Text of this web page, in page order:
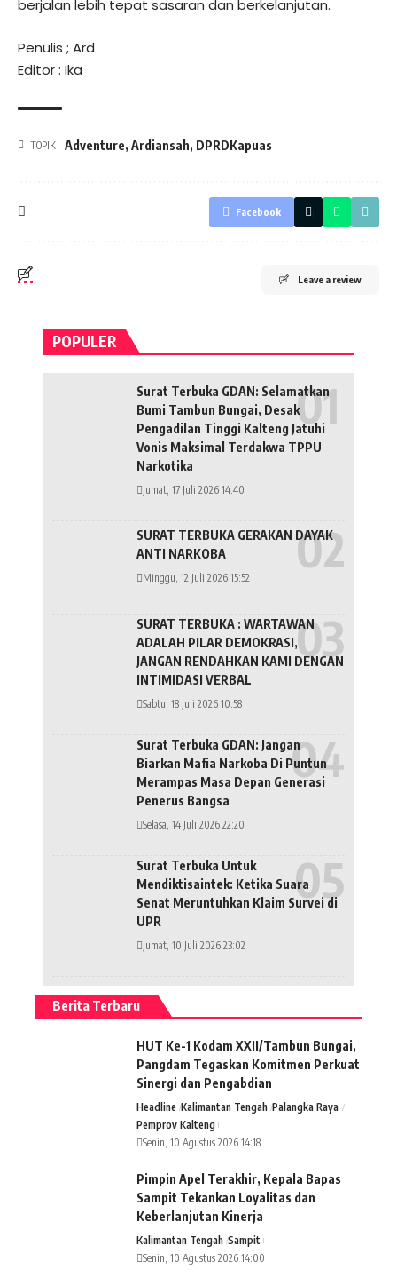
berjalan lebih tepat sasaran dan berkelanjutan.
Penulis ; Ard
Editor : Ika
TOPIK Adventure, Ardiansah, DPRDKapuas
Facebook
Leave a review
POPULER
Surat Terbuka GDAN: Selamatkan
Bumi Tambun Bungai, Desak
Pengadilan Tinggi Kalteng Jatuhi
Vonis Maksimal Terdakwa TPPU
Narkotika
Jumat, 17 Juli 2026 14:40
SURAT TERBUKA GERAKAN DAYAK
ANTI NARKOBA
Minggu, 12 Juli 2026 15:52
SURAT TERBUKA : WARTAWAN
ADALAH PILAR DEMOKRASI,
JANGAN RENDAHKAN KAMI DENGAN
INTIMIDASI VERBAL
Sabtu, 18 Juli 2026 10:58
Surat Terbuka GDAN: Jangan
Biarkan Mafia Narkoba Di Puntun
Merampas Masa Depan Generasi
Penerus Bangsa
Selasa, 14 Juli 2026 22:20
Surat Terbuka Untuk
Mendiktisaintek: Ketika Suara
Senat Meruntuhkan Klaim Survei di
UPR
Jumat, 10 Juli 2026 23:02
Berita Terbaru
HUT Ke-1 Kodam XXII/Tambun Bungai,
Pangdam Tegaskan Komitmen Perkuat
Sinergi dan Pengabdian
Headline Kalimantan Tengah Palangka Raya
Pemprov Kalteng
Senin, 10 Agustus 2026 14:18
Pimpin Apel Terakhir, Kepala Bapas
Sampit Tekankan Loyalitas dan
Keberlanjutan Kinerja
Kalimantan Tengah Sampit
Senin, 10 Agustus 2026 14:00